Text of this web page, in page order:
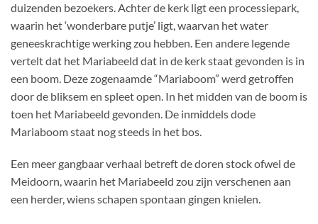
duizenden bezoekers. Achter de kerk ligt een processiepark,
waarin het ‘wonderbare putje’ ligt, waarvan het water
geneeskrachtige werking zou hebben. Een andere legende
vertelt dat het Mariabeeld dat in de kerk staat gevonden is in
een boom. Deze zogenaamde “Mariaboom” werd getroffen
door de bliksem en spleet open. In het midden van de boom is
toen het Mariabeeld gevonden. De inmiddels dode
Mariaboom staat nog steeds in het bos.
Een meer gangbaar verhaal betreft de doren stock ofwel de
Meidoorn, waarin het Mariabeeld zou zijn verschenen aan
een herder, wiens schapen spontaan gingen knielen.